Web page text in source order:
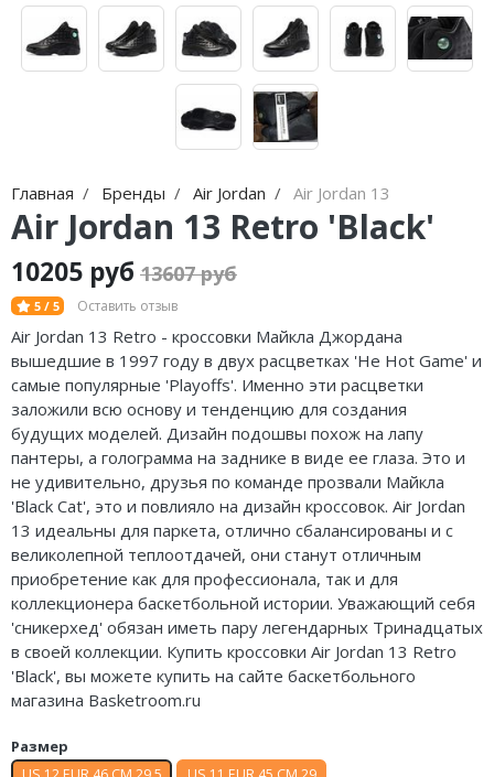
Главная Бренды Air Jordan Air Jordan 13
Air Jordan 13 Retro 'Black'
10205 руб 13607 руб
5 / 5 Оставить отзыв
Air Jordan 13 Retro - кроссовки Майкла Джордана
вышедшие в 1997 году в двух расцветках 'He Hot Game' и
самые популярные 'Playoffs'. Именно эти расцветки
заложили всю основу и тенденцию для создания
будущих моделей. Дизайн подошвы похож на лапу
пантеры, а голограмма на заднике в виде ее глаза. Это и
не удивительно, друзья по команде прозвали Майкла
'Black Cat', это и повлияло на дизайн кроссовок. Air Jordan
13 идеальны для паркета, отлично сбалансированы и с
великолепной теплоотдачей, они станут отличным
приобретение как для профессионала, так и для
коллекционера баскетбольной истории. Уважающий себя
'сникерхед' обязан иметь пару легендарных Тринадцатых
в своей коллекции. Купить кроссовки Air Jordan 13 Retro
'Black', вы можете купить на сайте баскетбольного
магазина Basketroom.ru
Размер
Nike Dunk
Nike P-6000
Nike Initiator
Nike Pegasus
Nike Precision
Nike Hyperdunk
Nike Hyperset
Nike Cosmic Unity
Nike Air Deldon
Nike Sabrina
Nike A’ja
Nike ST
Nike GT
Nike Ja
adidas Samba
adidas Adistar
adidas adiFOM
adidas Adizero
adidas Harden
adidas Dame
adidas AE
Adidas Yeezy Boost 350 V2